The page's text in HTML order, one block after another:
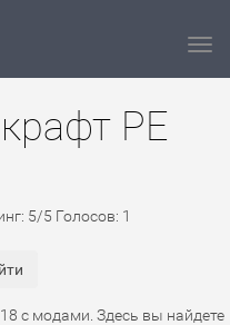
PE
5/5 Голосов: 1
с модами. Здесь вы найдете